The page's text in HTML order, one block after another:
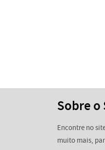
Sobre o
Encontre no
muito mais,